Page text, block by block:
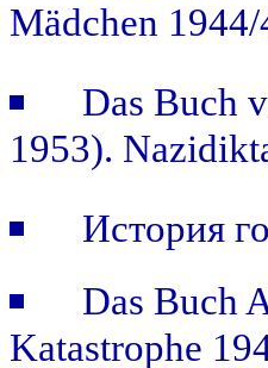
Mädchen
Das Buch
1953).
История
Das Buch
Katastrophe